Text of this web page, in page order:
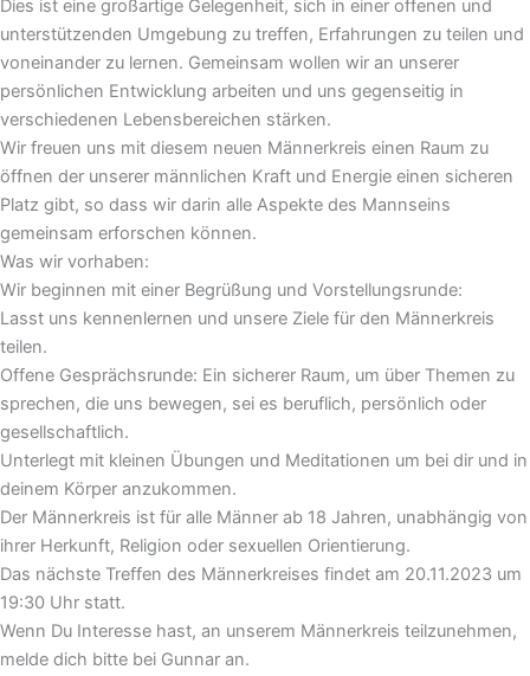
Dies ist eine großartige Gelegenheit, sich in einer offenen und
unterstützenden Umgebung zu treffen, Erfahrungen zu teilen und
voneinander zu lernen. Gemeinsam wollen wir an unserer
persönlichen Entwicklung arbeiten und uns gegenseitig in
verschiedenen Lebensbereichen stärken.
Wir freuen uns mit diesem neuen Männerkreis einen Raum zu
öffnen der unserer männlichen Kraft und Energie einen sicheren
Platz gibt, so dass wir darin alle Aspekte des Mannseins
gemeinsam erforschen können.
Was wir vorhaben:
Wir beginnen mit einer Begrüßung und Vorstellungsrunde:
Lasst uns kennenlernen und unsere Ziele für den Männerkreis
teilen.
Offene Gesprächsrunde: Ein sicherer Raum, um über Themen zu
sprechen, die uns bewegen, sei es beruflich, persönlich oder
gesellschaftlich.
Unterlegt mit kleinen Übungen und Meditationen um bei dir und in
deinem Körper anzukommen.
Der Männerkreis ist für alle Männer ab 18 Jahren, unabhängig von
ihrer Herkunft, Religion oder sexuellen Orientierung.
Das nächste Treffen des Männerkreises findet am 20.11.2023 um
19:30 Uhr statt.
Wenn Du Interesse hast, an unserem Männerkreis teilzunehmen,
melde dich bitte bei Gunnar an.